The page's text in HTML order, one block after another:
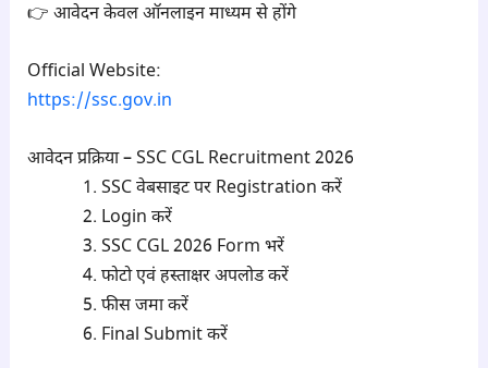
👉 आवेदन केवल ऑनलाइन माध्यम से होंगे
Official Website:
https://ssc.gov.in
आवेदन प्रक्रिया – SSC CGL Recruitment 2026
SSC वेबसाइट पर Registration करें
Login करें
SSC CGL 2026 Form भरें
फोटो एवं हस्ताक्षर अपलोड करें
फीस जमा करें
Final Submit करें